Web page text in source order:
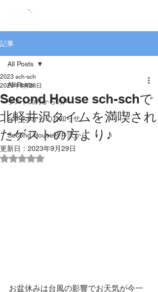
記事
All Posts
ゲストの方からの声
sch-schからのお知らせ
Second House軽井沢から
All Posts
Second House sch-schで
北軽井沢タイムを満喫され
たゲストの方より♪
2023 sch-sch
2023年8月28日
更新日： 2023年9月29日
5つ星のうちNaNと評価されています。
お盆休みは台風の影響でお天気が今一